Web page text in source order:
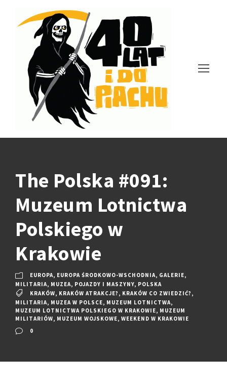
The Polska #091:
Muzeum Lotnictwa
Polskiego w
Krakowie
EUROPA, EUROPA ŚRODKOWO-WSCHODNIA, GALERIE,
MILITARIA, MUZEA, POJAZDY I MASZYNY, POLSKA
KRAKÓW, KRAKÓW ATRAKCJE? , KRAKÓW CO ZWIEDZIĆ? ,
MILITARIA, MUZEA W POLSCE, MUZEUM LOTNICTWA,
MUZEUM LOTNICTWA POLSKIEGO W KRAKOWIE, MUZEUM
MILITARIÓW, MUZEUM WOJSKOWE, WEEKEND W KRAKOWIE
0